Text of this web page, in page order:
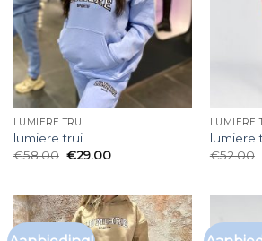
LUMIERE TRUI
lumiere trui
€58.00 €29.00
LUMIERE
lumiere
€52.00